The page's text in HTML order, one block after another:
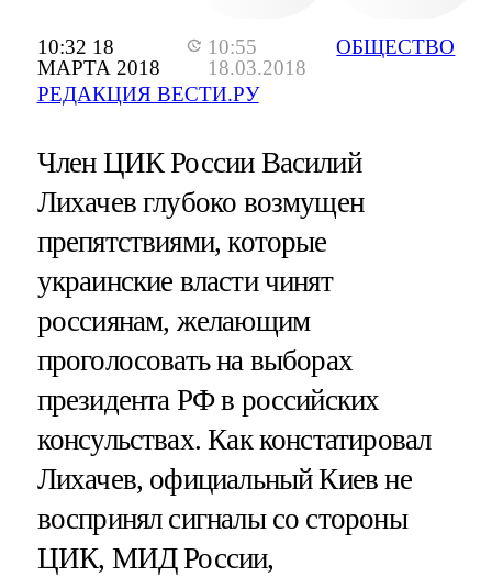
10:32 18
МАРТА 2018
10:55
18.03.2018
РЕДАКЦИЯ ВЕСТИ.РУ
ОБЩЕСТВО
Член ЦИК России Василий
Лихачев глубоко возмущен
препятствиями, которые
украинские власти чинят
россиянам, желающим
проголосовать на выборах
президента РФ в российских
консульствах. Как констатировал
Лихачев, официальный Киев не
воспринял сигналы со стороны
ЦИК, МИД России,